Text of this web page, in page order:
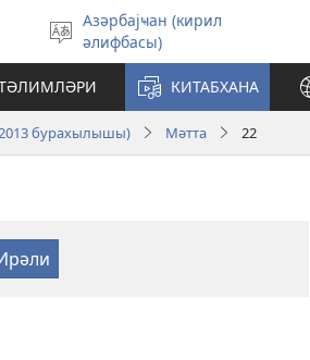
сечин
Aзәрбајҹан (кирил
әлифбасы)
КИТАБХАНА
бурахылышы) Мәтта 22